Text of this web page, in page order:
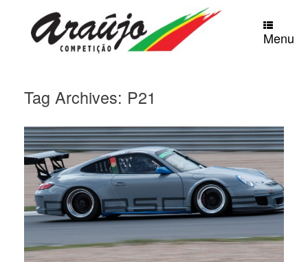
Menu
Tag Archives: P21